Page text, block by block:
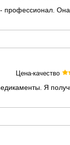
профессионал.
Цена-качество
Я